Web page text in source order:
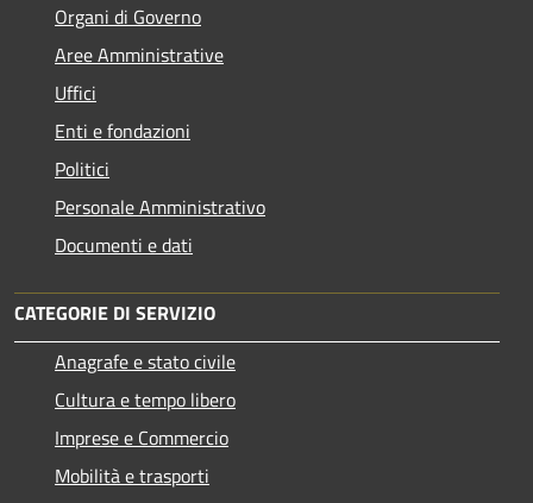
Organi di Governo
Aree Amministrative
Uffici
Enti e fondazioni
Politici
Personale Amministrativo
Documenti e dati
CATEGORIE DI SERVIZIO
Anagrafe e stato civile
Cultura e tempo libero
Imprese e Commercio
Mobilità e trasporti